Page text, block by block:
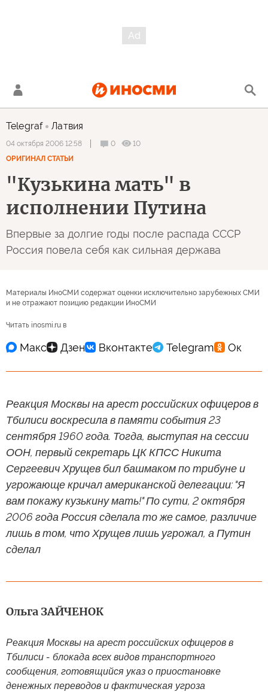
Telegraf Латвия
04 октября 2006 12:58 0
10
ОРИГИНАЛ СТАТЬИ
"Кузькина мать" в
исполнении Путина
Впервые за долгие годы после распада СССР
Россия повела себя как сильная держава
Материалы ИноСМИ содержат оценки исключительно зарубежных СМИ
и не отражают позицию редакции ИноСМИ
Читать inosmi.ru в
Реакция Москвы на арест российских офицеров в
Тбилиси воскресила в памяти события 23
сентября 1960 года. Тогда, выступая на сессии
ООН, первый секретарь ЦК КПСС Никита
Сергеевич Хрущев бил башмаком по трибуне и
угрожающе кричал американской делегации: "Я
вам покажу кузькину мать!" По сути, 2 октября
2006 года Россия сделала то же самое, различие
лишь в том, что Хрущев лишь угрожал, а Путин
сделал
Ольга ЗАЙЧЕНОК
Реакция Москвы на арест российских офицеров в
Тбилиси - блокада всех видов транспортного
сообщения, готовящийся указ о приостановке
денежных переводов и фактическая угроза